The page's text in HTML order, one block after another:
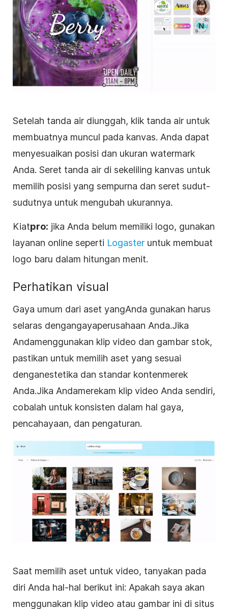
Setelah tanda air diunggah, klik tanda air untuk
membuatnya muncul pada kanvas. Anda dapat
menyesuaikan posisi dan ukuran watermark
Anda. Seret tanda air di sekeliling kanvas untuk
memilih posisi yang sempurna dan seret sudut-
sudutnya untuk mengubah ukurannya.
Kiatpro: jika Anda belum memiliki logo, gunakan
layanan online seperti Logaster untuk membuat
logo baru dalam hitungan menit.
Perhatikan visual
Gaya umum dari aset yangAnda gunakan harus
selaras dengangayaperusahaan Anda.Jika
Andamenggunakan klip video dan gambar stok,
pastikan untuk memilih aset yang sesuai
denganestetika dan standar kontenmerek
Anda.Jika Andamerekam klip video Anda sendiri,
cobalah untuk konsisten dalam hal gaya,
pencahayaan, dan pengaturan.
Saat memilih aset untuk video, tanyakan pada
diri Anda hal-hal berikut ini: Apakah saya akan
menggunakan klip video atau gambar ini di situs